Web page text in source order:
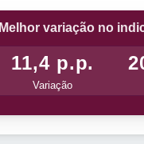
Melhor variação no
11,4 p.p.
Variação